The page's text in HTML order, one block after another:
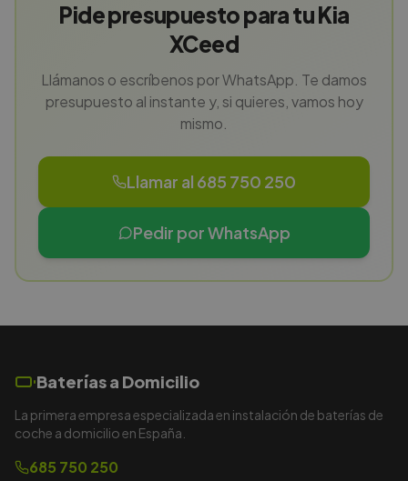
Pide presupuesto para tu Kia
XCeed
Llámanos o escríbenos por WhatsApp. Te damos
presupuesto al instante y, si quieres, vamos hoy
mismo.
Llamar al 685 750 250
Pedir por WhatsApp
Baterías a Domicilio
La primera empresa especializada en instalación de baterías de
coche a domicilio en España.
685 750 250